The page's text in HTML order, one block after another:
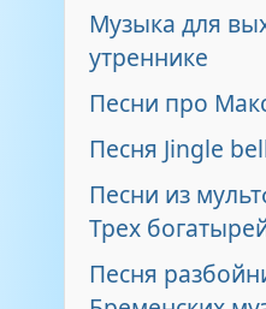
Музыка для
утреннике
Песни про
Песня Jingle
Песни из
Трех
Песня